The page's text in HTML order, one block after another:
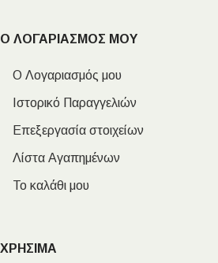
Ο ΛΟΓΑΡΙΑΣΜΟΣ ΜΟΥ
Ο Λογαριασμός μου
Ιστορικό Παραγγελιών
Επεξεργασία στοιχείων
Λίστα Αγαπημένων
Το καλάθι μου
ΧΡΗΣΙΜΑ